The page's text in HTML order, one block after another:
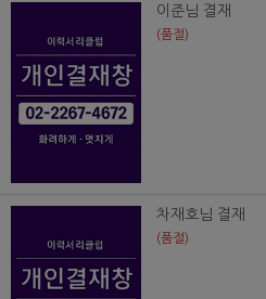
이준님 결재
(품절)
차재호님 결재
(품절)